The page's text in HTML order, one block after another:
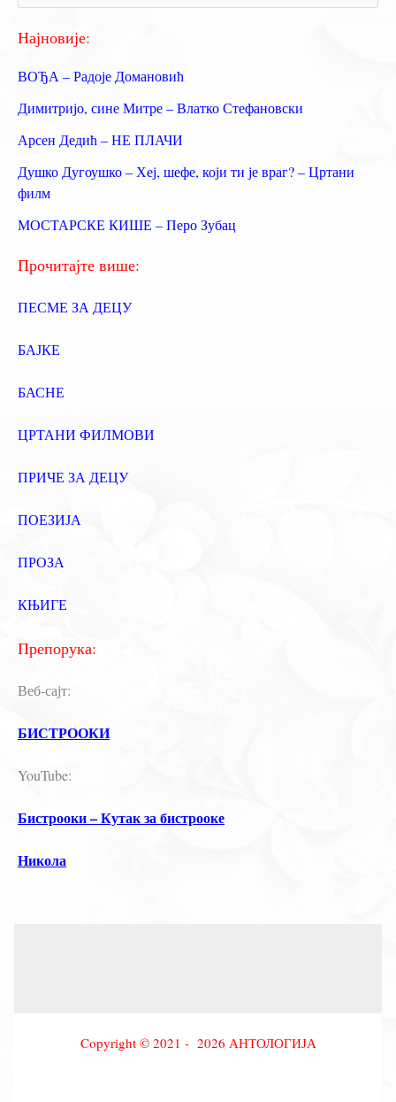
е
р
а
г
а
з
а
:
Најновије:
ВОЂА – Радоје Домановић
Димитријо, сине Митре – Влатко Стефановски
Арсен Дедић – НЕ ПЛАЧИ
Душко Дугоушко – Хеј, шефе, који ти је враг? – Цртани
филм
МОСТАРСКЕ КИШЕ – Перо Зубац
Прочитајте више:
ПЕСМЕ ЗА ДЕЦУ
БАЈКЕ
БАСНЕ
ЦРТАНИ ФИЛМОВИ
ПРИЧЕ ЗА ДЕЦУ
ПОЕЗИЈА
ПРОЗА
КЊИГЕ
Препорука:
Веб-сајт:
БИСТРООКИ
YouTube:
Бистрооки – Кутак за бистрооке
Никола
Copyright © 2021 - 2026 АНТОЛОГИЈА